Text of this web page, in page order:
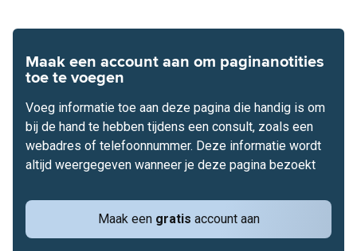
Maak een account aan om paginanotities
toe te voegen
Maak een gratis account aan
Voeg informatie toe aan deze pagina die handig is om
bij de hand te hebben tijdens een consult, zoals een
webadres of telefoonnummer. Deze informatie wordt
altijd weergegeven wanneer je deze pagina bezoekt